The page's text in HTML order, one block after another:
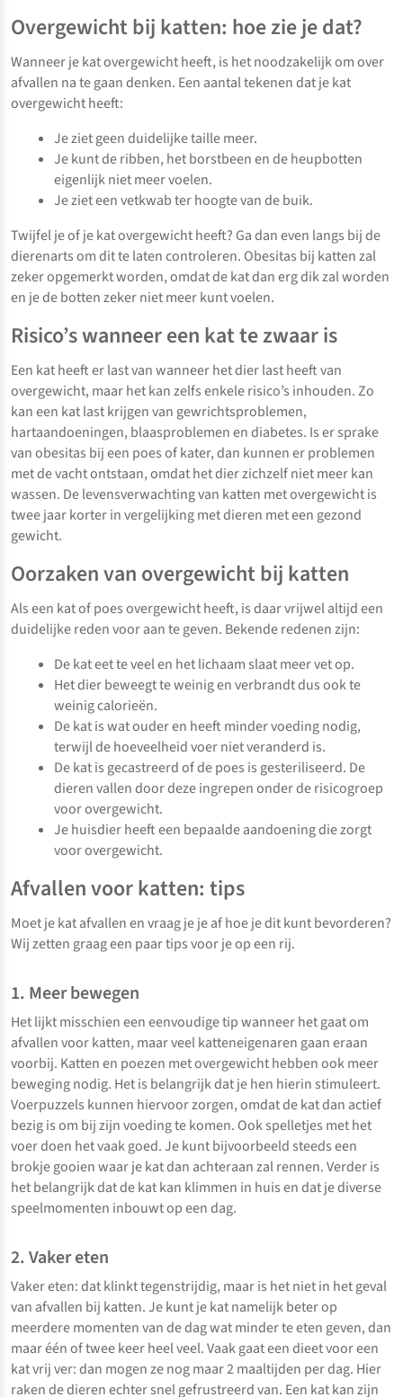
Overgewicht bij katten: hoe zie je dat?
Wanneer je kat overgewicht heeft, is het noodzakelijk om over
afvallen na te gaan denken. Een aantal tekenen dat je kat
overgewicht heeft:
Je ziet geen duidelijke taille meer.
Je kunt de ribben, het borstbeen en de heupbotten
eigenlijk niet meer voelen.
Je ziet een vetkwab ter hoogte van de buik.
Twijfel je of je kat overgewicht heeft? Ga dan even langs bij de
dierenarts om dit te laten controleren. Obesitas bij katten zal
zeker opgemerkt worden, omdat de kat dan erg dik zal worden
en je de botten zeker niet meer kunt voelen.
Risico’s wanneer een kat te zwaar is
Een kat heeft er last van wanneer het dier last heeft van
overgewicht, maar het kan zelfs enkele risico’s inhouden. Zo
kan een kat last krijgen van gewrichtsproblemen,
hartaandoeningen, blaasproblemen en diabetes. Is er sprake
van obesitas bij een poes of kater, dan kunnen er problemen
met de vacht ontstaan, omdat het dier zichzelf niet meer kan
wassen. De levensverwachting van katten met overgewicht is
twee jaar korter in vergelijking met dieren met een gezond
gewicht.
Oorzaken van overgewicht bij katten
Als een kat of poes overgewicht heeft, is daar vrijwel altijd een
duidelijke reden voor aan te geven. Bekende redenen zijn:
De kat eet te veel en het lichaam slaat meer vet op.
Het dier beweegt te weinig en verbrandt dus ook te
weinig calorieën.
De kat is wat ouder en heeft minder voeding nodig,
terwijl de hoeveelheid voer niet veranderd is.
De kat is gecastreerd of de poes is gesteriliseerd. De
dieren vallen door deze ingrepen onder de risicogroep
voor overgewicht.
Je huisdier heeft een bepaalde aandoening die zorgt
voor overgewicht.
Afvallen voor katten: tips
Moet je kat afvallen en vraag je je af hoe je dit kunt bevorderen?
Wij zetten graag een paar tips voor je op een rij.
1. Meer bewegen
Het lijkt misschien een eenvoudige tip wanneer het gaat om
afvallen voor katten, maar veel katteneigenaren gaan eraan
voorbij. Katten en poezen met overgewicht hebben ook meer
beweging nodig. Het is belangrijk dat je hen hierin stimuleert.
Voerpuzzels kunnen hiervoor zorgen, omdat de kat dan actief
bezig is om bij zijn voeding te komen. Ook spelletjes met het
voer doen het vaak goed. Je kunt bijvoorbeeld steeds een
brokje gooien waar je kat dan achteraan zal rennen. Verder is
het belangrijk dat de kat kan klimmen in huis en dat je diverse
speelmomenten inbouwt op een dag.
2. Vaker eten
Vaker eten: dat klinkt tegenstrijdig, maar is het niet in het geval
van afvallen bij katten. Je kunt je kat namelijk beter op
meerdere momenten van de dag wat minder te eten geven, dan
maar één of twee keer heel veel. Vaak gaat een dieet voor een
kat vrij ver: dan mogen ze nog maar 2 maaltijden per dag. Hier
raken de dieren echter snel gefrustreerd van. Een kat kan zijn